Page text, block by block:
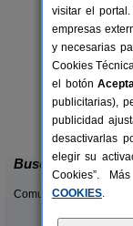
El
Buscar
Comunidades:
visitar el
empresas
y necesarias
Cookies
el botón
publicitarias),
publicidad
desactivarlas
elegir su
Cookies”.
COOKIES.